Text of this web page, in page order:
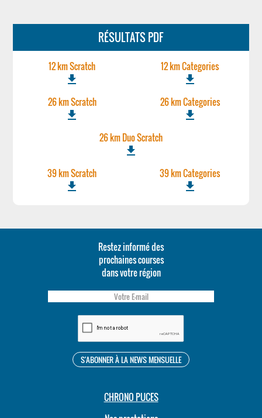
RÉSULTATS PDF
12 km Scratch
file_download
12 km Categories
file_download
26 km Scratch
file_download
26 km Categories
file_download
26 km Duo Scratch
file_download
39 km Scratch
file_download
39 km Categories
file_download
Restez informé des
prochaines courses
dans votre région
CHRONO PUCES